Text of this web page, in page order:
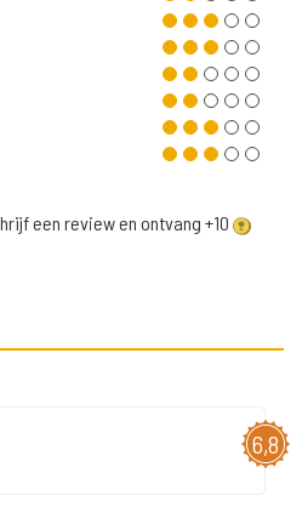
een review en ontvang +10
6,8